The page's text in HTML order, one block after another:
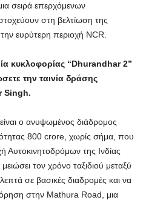
σειρά επερχόμενων
στη βελτίωση της
ευρύτερη περιοχή NCR.
κυκλοφορίας “Dhurandhar 2”
την ταινία δράσης
Singh.
ο ανυψωμένος διάδρομος
800 crore, χωρίς σήμα, που
Αυτοκινητοδρόμων της Ινδίας
τον χρόνο ταξιδιού μεταξύ
σε βασικές διαδρομές και να
στην Mathura Road, μια